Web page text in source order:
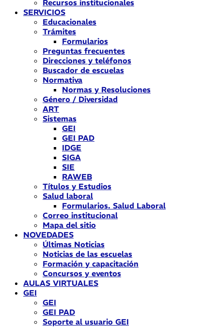
Recursos institucionales
SERVICIOS
Educacionales
Trámites
Formularios
Preguntas frecuentes
Direcciones y teléfonos
Buscador de escuelas
Normativa
Normas y Resoluciones
Género / Diversidad
ART
Sistemas
GEI
GEI PAD
IDGE
SIGA
SIE
RAWEB
Títulos y Estudios
Salud laboral
Formularios. Salud Laboral
Correo institucional
Mapa del sitio
NOVEDADES
Últimas Noticias
Noticias de las escuelas
Formación y capacitación
Concursos y eventos
AULAS VIRTUALES
GEI
GEI
GEI PAD
Soporte al usuario GEI